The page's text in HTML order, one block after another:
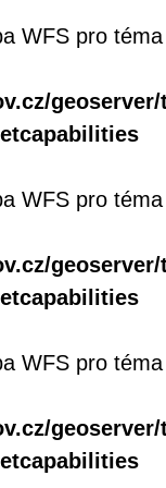
WFS pro
WFS pro
WFS pro